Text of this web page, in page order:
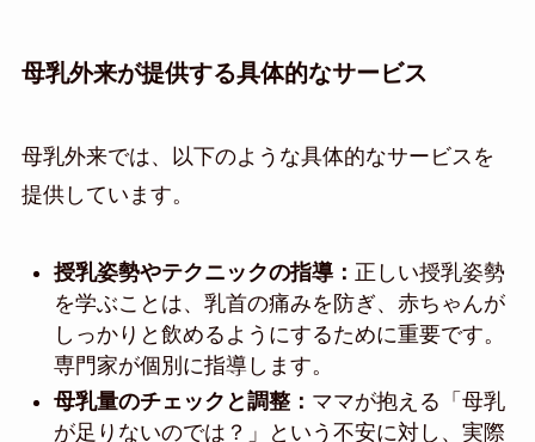
母乳外来が提供する具体的なサービス
母乳外来では、以下のような具体的なサービスを
提供しています。
授乳姿勢やテクニックの指導： 正しい授乳姿勢
を学ぶことは、乳首の痛みを防ぎ、赤ちゃんが
しっかりと飲めるようにするために重要です。
専門家が個別に指導します。
母乳量のチェックと調整： ママが抱える「母乳
が足りないのでは？」という不安に対し、実際